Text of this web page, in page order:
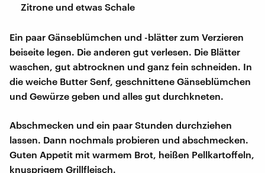
Zitrone und etwas Schale
Ein paar Gänseblümchen und -blätter zum Verzieren
beiseite legen. Die anderen gut verlesen. Die Blätter
waschen, gut abtrocknen und ganz fein schneiden. In
die weiche Butter Senf, geschnittene Gänseblümchen
und Gewürze geben und alles gut durchkneten.
Abschmecken und ein paar Stunden durchziehen
lassen. Dann nochmals probieren und abschmecken.
Guten Appetit mit warmem Brot, heißen Pellkartoffeln,
knusprigem Grillfleisch.